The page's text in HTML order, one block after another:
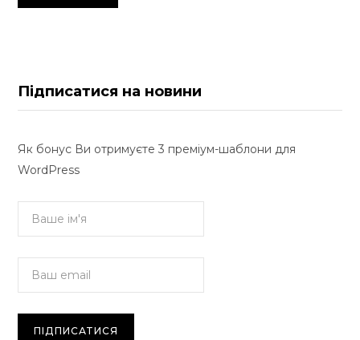
Підписатися на новини
Як бонус Ви отримуєте 3 преміум-шаблони для
WordPress